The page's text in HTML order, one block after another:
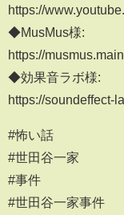
https://
◆MusMus様:
https://
◆効果音ラボ様:
https://soundeffect-
#怖い話
#世田谷一家
#事件
#世田谷一家事件